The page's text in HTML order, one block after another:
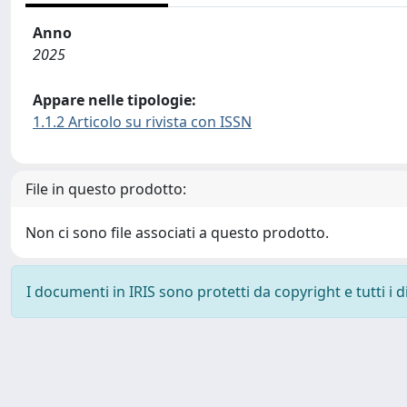
Anno
2025
Appare nelle tipologie:
1.1.2 Articolo su rivista con ISSN
File in questo prodotto:
Non ci sono file associati a questo prodotto.
I documenti in IRIS sono protetti da copyright e tutti i